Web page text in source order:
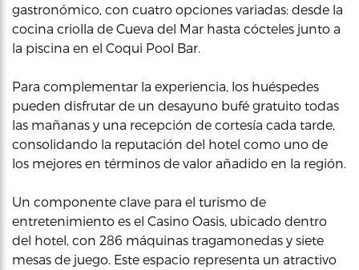
gastronómico, con cuatro opciones variadas: desde la
cocina criolla de Cueva del Mar hasta cócteles junto a
la piscina en el Coqui Pool Bar.
Para complementar la experiencia, los huéspedes
pueden disfrutar de un desayuno bufé gratuito todas
las mañanas y una recepción de cortesía cada tarde,
consolidando la reputación del hotel como uno de
los mejores en términos de valor añadido en la región.
Un componente clave para el turismo de
entretenimiento es el Casino Oasis, ubicado dentro
del hotel, con 286 máquinas tragamonedas y siete
mesas de juego. Este espacio representa un atractivo